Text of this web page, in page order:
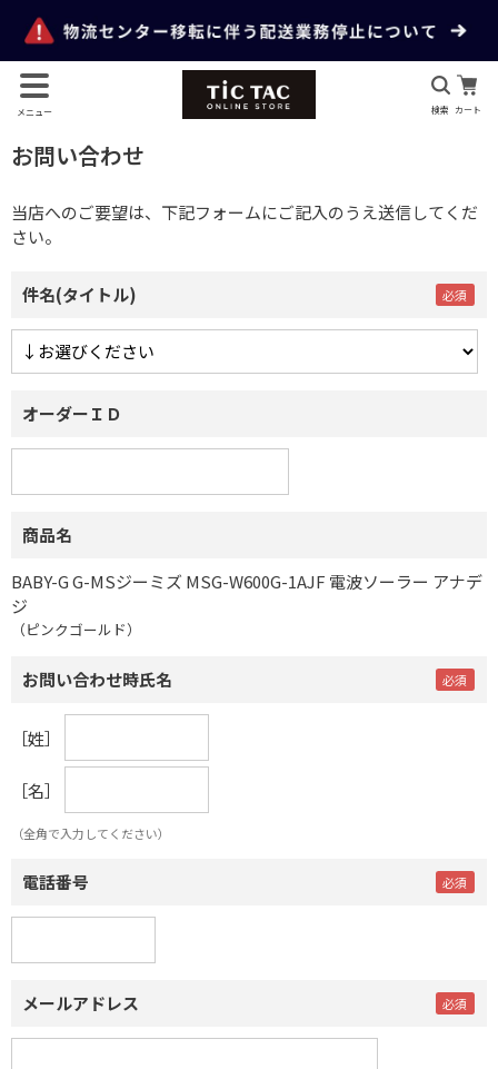
メニュー 検索 カート
お問い合わせ
当店へのご要望は、下記フォームにご記入のうえ送信してくだ
さい。
件名(タイトル)
オーダーＩＤ
商品名
BABY-G G-MSジーミズ MSG-W600G-1AJF 電波ソーラー アナデ
ジ
（ピンクゴールド）
お問い合わせ時氏名
［姓］
［名］
（全角で入力してください）
電話番号
メールアドレス